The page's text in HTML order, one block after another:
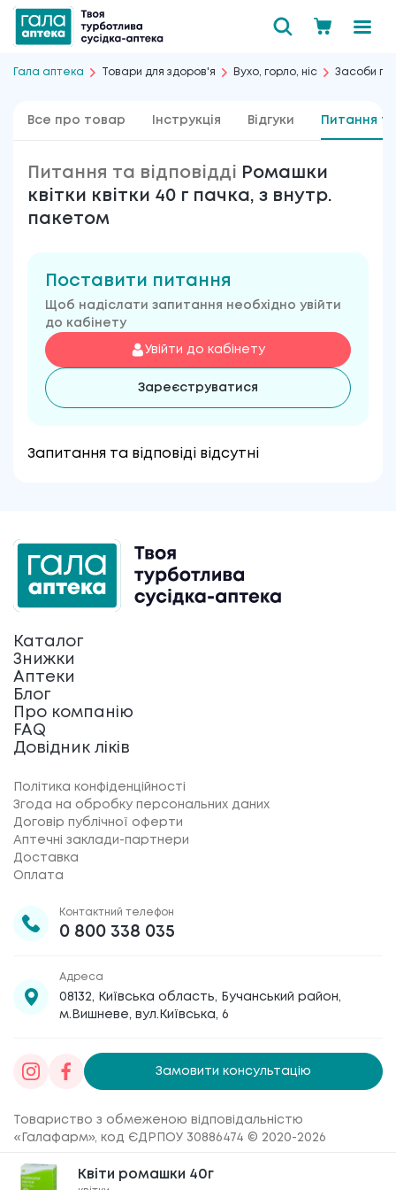
Гала аптека Товари для здоров'я Вухо, горло, ніс Засоби
Все про товар Інструкція Відгуки Питання та
Питання та відповідді Ромашки
квітки квітки 40 г пачка, з внутр.
пакетом
Поставити питання
Щоб надіслати запитання необхідно увійти
до кабінету
Увійти до кабінету
Зареєструватися
Запитання та відповіді відсутні
Квіти ромашки 40г
Квіти ромашки 40г
Каталог
Знижки
Аптеки
Блог
Про компанію
FAQ
Довідник ліків
Політика конфіденційності
Згода на обробку персональних даних
Договір публічної оферти
Аптечні заклади-партнери
Доставка
Оплата
Контактний телефон
0 800 338 035
Адреса
08132, Київська область, Бучанський район,
м.Вишневе, вул.Київська, 6
Замовити консультацію
Товариство з обмеженою відповідальністю
«Галафарм», код ЄДРПОУ 30886474 © 2020-2026